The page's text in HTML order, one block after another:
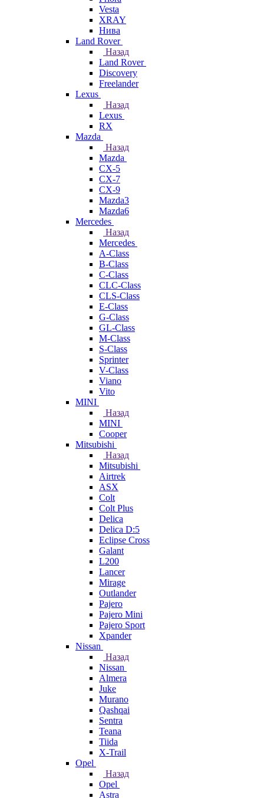
Vesta
XRAY
Нива
Land Rover
Назад
Land Rover
Discovery
Freelander
Lexus
Назад
Lexus
RX
Mazda
Назад
Mazda
CX-5
CX-7
CX-9
Mazda3
Mazda6
Mercedes
Назад
Mercedes
A-Class
B-Class
C-Class
CLC-Class
CLS-Class
E-Class
G-Class
GL-Class
M-Class
S-Class
Sprinter
V-Class
Viano
Vito
MINI
Назад
MINI
Cooper
Mitsubishi
Назад
Mitsubishi
Airtrek
ASX
Colt
Colt Plus
Delica
Delica D:5
Eclipse Cross
Galant
L200
Lancer
Mirage
Outlander
Pajero
Pajero Mini
Pajero Sport
Xpander
Nissan
Назад
Nissan
Almera
Juke
Murano
Qashqai
Sentra
Teana
Tiida
X-Trail
Opel
Назад
Opel
Astra